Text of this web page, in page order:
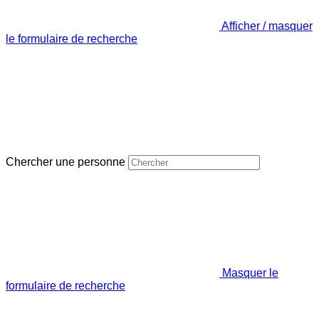
Afficher / masquer
le formulaire de recherche
Chercher une personne
Masquer le
formulaire de recherche